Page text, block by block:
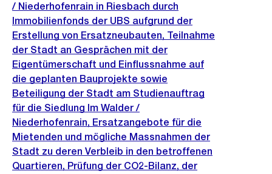
/ Niederhofenrain in Riesbach durch
Immobilienfonds der UBS aufgrund der
Erstellung von Ersatzneubauten, Teilnahme
der Stadt an Gesprächen mit der
Eigentümerschaft und Einflussnahme auf
die geplanten Bauprojekte sowie
Beteiligung der Stadt am Studienauftrag
für die Siedlung Im Walder /
Niederhofenrain, Ersatzangebote für die
Mietenden und mögliche Massnahmen der
Stadt zu deren Verbleib in den betroffenen
Quartieren, Prüfung der CO2-Bilanz, der